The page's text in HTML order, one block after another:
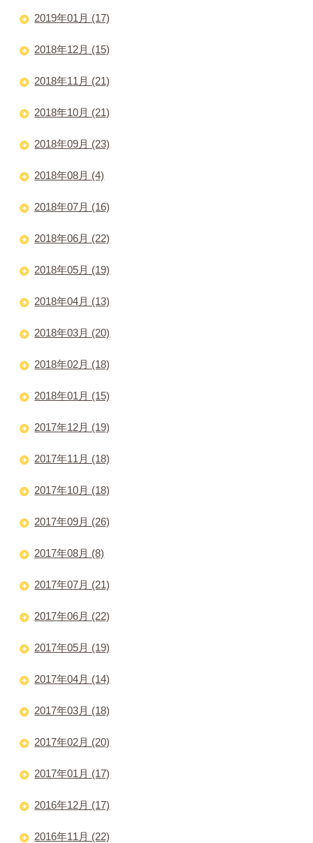
2019年01月 (17)
2018年12月 (15)
2018年11月 (21)
2018年10月 (21)
2018年09月 (23)
2018年08月 (4)
2018年07月 (16)
2018年06月 (22)
2018年05月 (19)
2018年04月 (13)
2018年03月 (20)
2018年02月 (18)
2018年01月 (15)
2017年12月 (19)
2017年11月 (18)
2017年10月 (18)
2017年09月 (26)
2017年08月 (8)
2017年07月 (21)
2017年06月 (22)
2017年05月 (19)
2017年04月 (14)
2017年03月 (18)
2017年02月 (20)
2017年01月 (17)
2016年12月 (17)
2016年11月 (22)